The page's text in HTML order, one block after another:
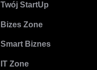
Twój StartUp
Bizes Zone
Smart Biznes
IT Zone